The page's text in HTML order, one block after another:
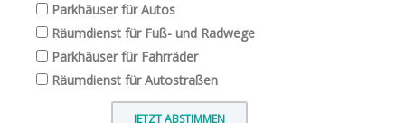
Parkhäuser für Autos
Räumdienst für Fuß- und Radwege
Parkhäuser für Fahrräder
Räumdienst für Autostraßen